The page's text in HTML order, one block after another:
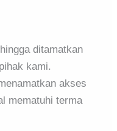
ditamatkan
kami.
akses
mematuhi terma